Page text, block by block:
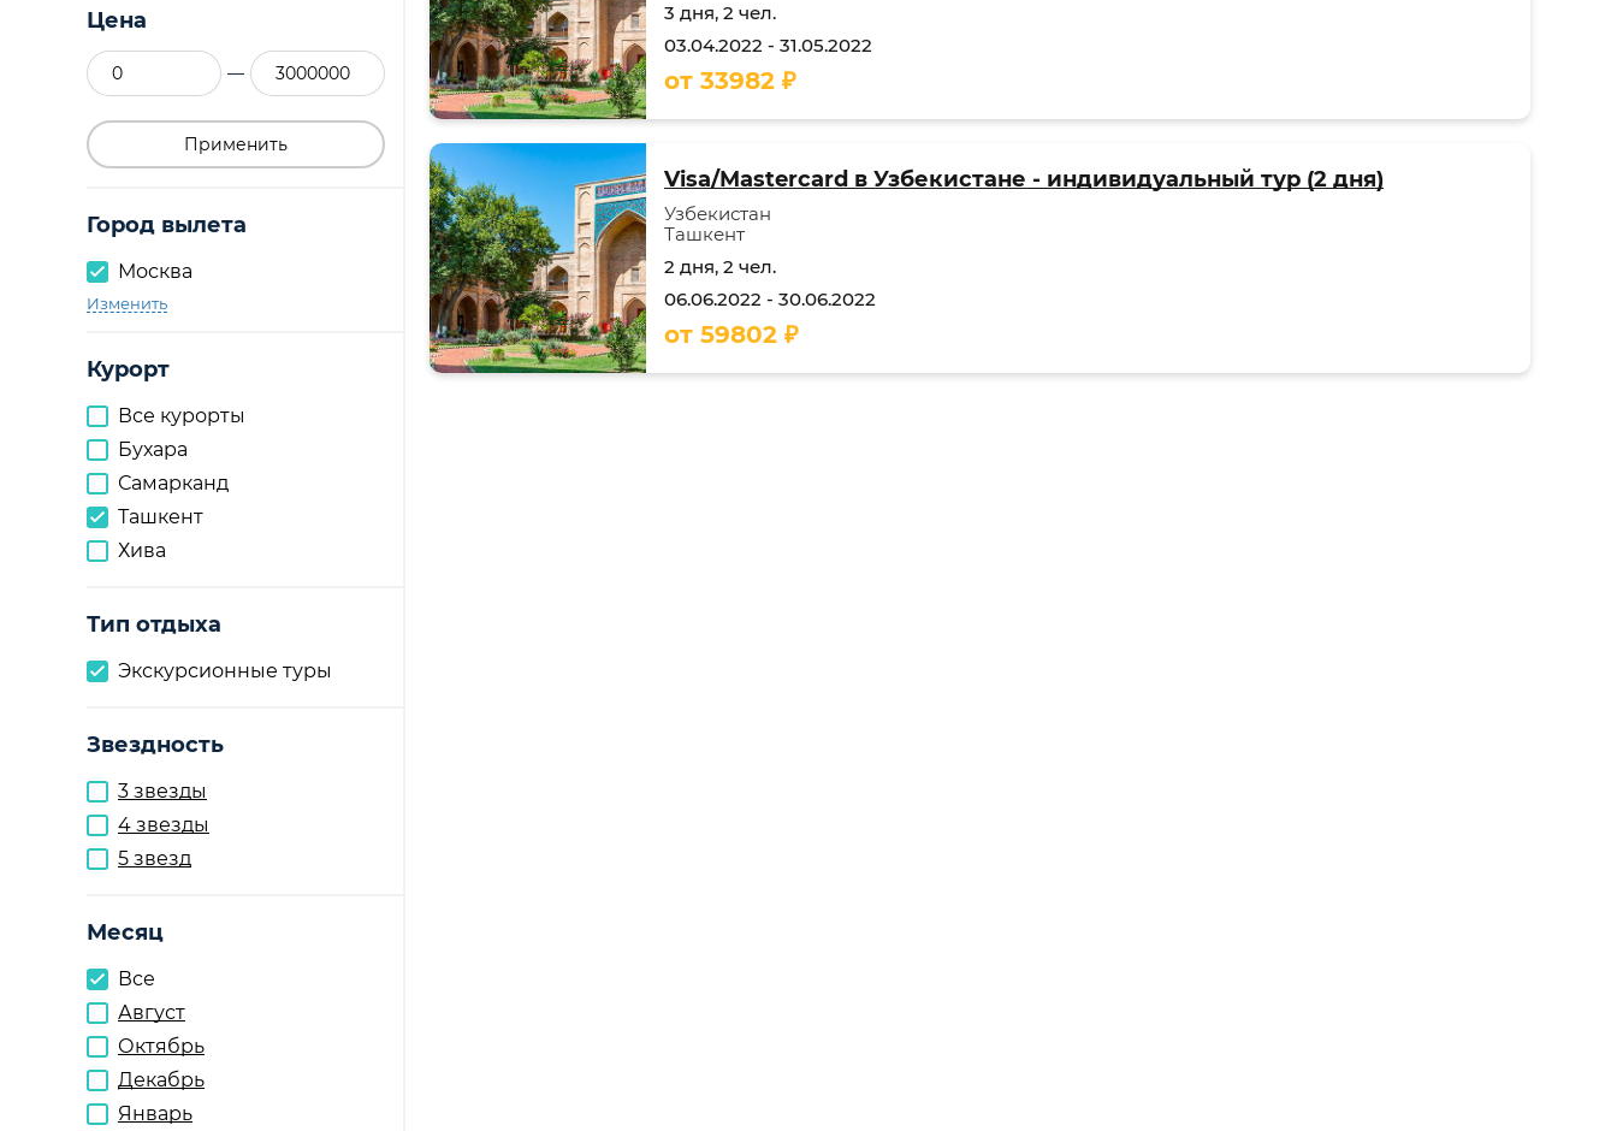
Цена
—
Применить
Город вылета
Москва
Изменить
Курорт
Все курорты
Бухара
Самарканд
Ташкент
Хива
Тип отдыха
Экскурсионные туры
Звездность
3 звезды
4 звезды
5 звезд
Месяц
Все
Август
Октябрь
Декабрь
Январь
3 дня, 2 чел.
03.04.2022 - 31.05.2022
от 33982 ₽
Visa/Mastercard в Узбекистане - индивидуальный тур (2 дня)
Узбекистан
Ташкент
2 дня, 2 чел.
06.06.2022 - 30.06.2022
от 59802 ₽